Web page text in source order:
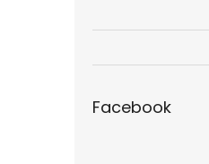
Facebook